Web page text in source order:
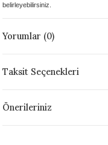
- 1046 °C
°C
belirleyebilirsiniz.
Yorumlar (0)
Taksit Seçenekleri
Önerileriniz